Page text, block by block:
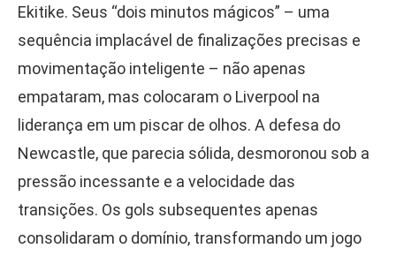
Ekitike. Seus “dois minutos mágicos” – uma
sequência implacável de finalizações precisas e
movimentação inteligente – não apenas
empataram, mas colocaram o Liverpool na
liderança em um piscar de olhos. A defesa do
Newcastle, que parecia sólida, desmoronou sob a
pressão incessante e a velocidade das
transições. Os gols subsequentes apenas
consolidaram o domínio, transformando um jogo